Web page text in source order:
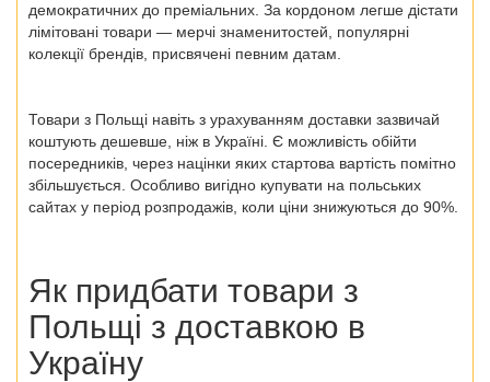
демократичних до преміальних. За кордоном легше дістати
лімітовані товари — мерчі знаменитостей, популярні
колекції брендів, присвячені певним датам.
Товари з Польщі навіть з урахуванням доставки зазвичай
коштують дешевше, ніж в Україні. Є можливість обійти
посередників, через націнки яких стартова вартість помітно
збільшується. Особливо вигідно купувати на польських
сайтах у період розпродажів, коли ціни знижуються до 90%.
Як придбати товари з
Польщі з доставкою в
Україну